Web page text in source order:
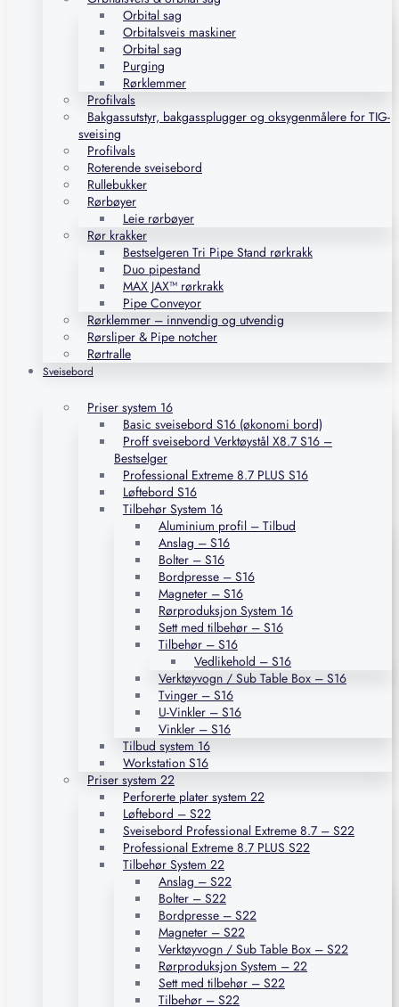
Orbital sag
Orbitalsveis maskiner
Orbital sag
Purging
Rørklemmer
Profilvals
Bakgassutstyr, bakgassplugger og oksygenmålere for TIG-
sveising
Profilvals
Roterende sveisebord
Rullebukker
Rørbøyer
Leie rørbøyer
Rør krakker
Bestselgeren Tri Pipe Stand rørkrakk
Duo pipestand
MAX JAX™ rørkrakk
Pipe Conveyor
Rørklemmer – innvendig og utvendig
Rørsliper & Pipe notcher
Rørtralle
Sveisebord
Priser system 16
Basic sveisebord S16 (økonomi bord)
Proff sveisebord Verktøystål X8.7 S16 –
Bestselger
Professional Extreme 8.7 PLUS S16
Løftebord S16
Tilbehør System 16
Aluminium profil – Tilbud
Anslag – S16
Bolter – S16
Bordpresse – S16
Magneter – S16
Rørproduksjon System 16
Sett med tilbehør – S16
Tilbehør – S16
Vedlikehold – S16
Verktøyvogn / Sub Table Box – S16
Tvinger – S16
U-Vinkler – S16
Vinkler – S16
Tilbud system 16
Workstation S16
Priser system 22
Perforerte plater system 22
Løftebord – S22
Sveisebord Professional Extreme 8.7 – S22
Professional Extreme 8.7 PLUS S22
Tilbehør System 22
Anslag – S22
Bolter – S22
Bordpresse – S22
Magneter – S22
Verktøyvogn / Sub Table Box – S22
Rørproduksjon System – 22
Sett med tilbehør – S22
Tilbehør – S22